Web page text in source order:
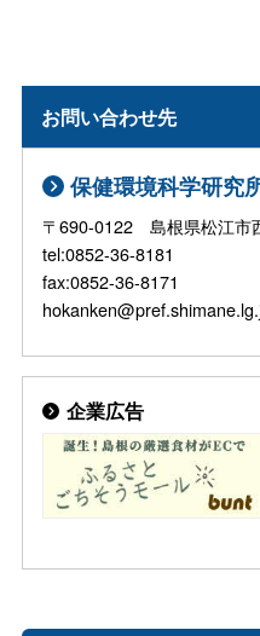
お問い合わせ先
保健環境科学研究
〒690-0122 島根県松江市
tel:0852-36-8181
fax:0852-36-8171
企業広告